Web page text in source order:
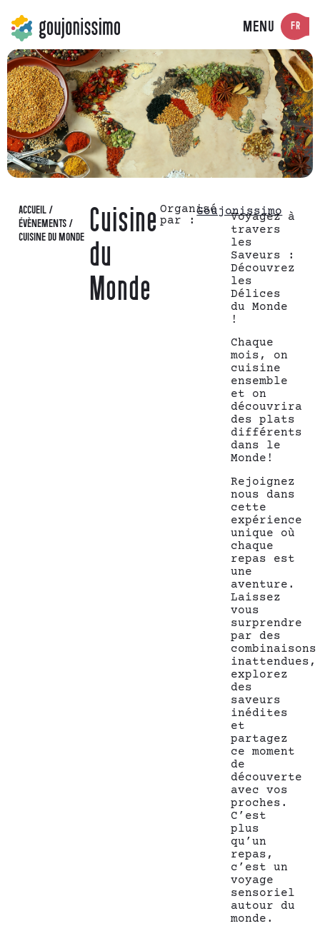
MENU FR
ACCUEIL /
ÉVÈNEMENTS /
CUISINE DU MONDE
Cuisine
du
Monde
Organisé
par :
Goujonissimo
Voyagez à
travers
les
Saveurs :
Découvrez
les
Délices
du Monde
!
Chaque
mois, on
cuisine
ensemble
et on
découvrira
des plats
différents
dans le
Monde!
Rejoignez
nous dans
cette
expérience
unique où
chaque
repas est
une
aventure.
Laissez
vous
surprendre
par des
combinaisons
inattendues,
explorez
des
saveurs
inédites
et
partagez
ce moment
de
découverte
avec vos
proches.
C’est
plus
qu’un
repas,
c’est un
voyage
sensoriel
autour du
monde.